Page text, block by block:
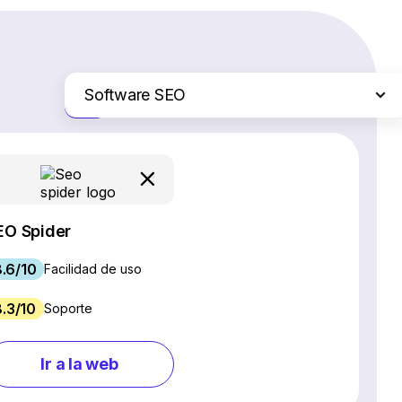
Software SEO
Servicios de hosting web
Software de gestión de proyectos
Chat en vivo y chatbots
Marketing por correo electrónico
Solo las diferencias
Spider
10 Facilidad de uso
10 Soporte
Ir a la web